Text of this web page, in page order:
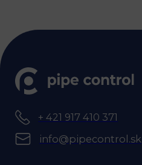
+ 421 917 410 371
info@pipecontrol.sk